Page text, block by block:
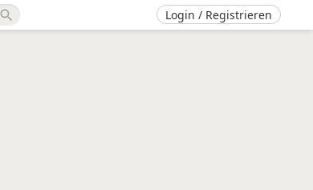
search Login / Registrieren